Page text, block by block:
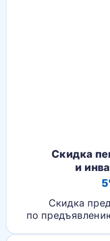
Скидка
и
Скидка
по